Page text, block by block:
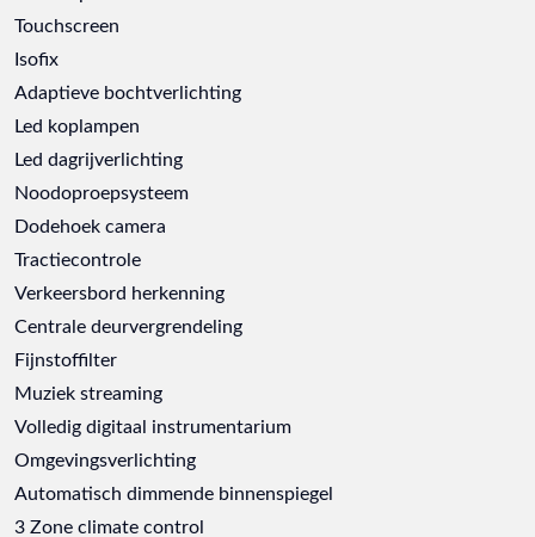
Touchscreen
Isofix
Adaptieve bochtverlichting
Led koplampen
Led dagrijverlichting
Noodoproepsysteem
Dodehoek camera
Tractiecontrole
Verkeersbord herkenning
Centrale deurvergrendeling
Fijnstoffilter
Muziek streaming
Volledig digitaal instrumentarium
Omgevingsverlichting
Automatisch dimmende binnenspiegel
3 Zone climate control